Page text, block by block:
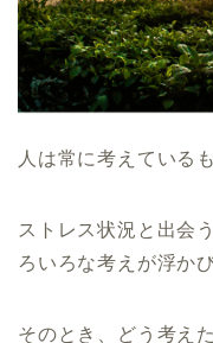
人は常に考えている
ストレス状況と出会
ろいろな考えが浮か
そのとき、どう考え